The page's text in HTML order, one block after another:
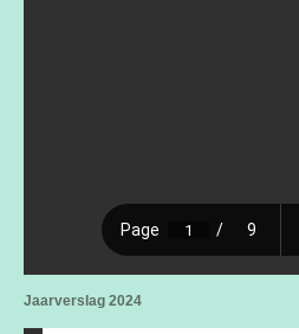
Jaarverslag 2024